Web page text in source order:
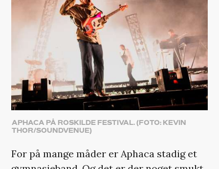
APHACA PÅ ROSKILDE FESTIVAL. (FOTO: KEVIN
THOR/SOUNDVENUE)
For på mange måder er Aphaca stadig et